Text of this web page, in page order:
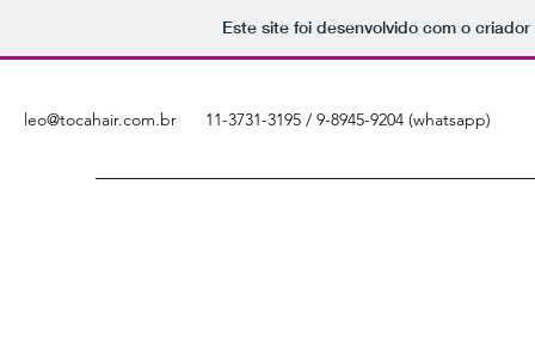
Este site foi desenvolvido com o
leo@tocahair.com.br 11-3731-3195 / 9-8945-9204 (whatsapp)